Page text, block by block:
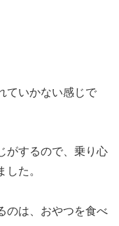
ていかない感じで
がするので、乗り心
た。
のは、おやつを食べ